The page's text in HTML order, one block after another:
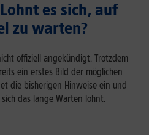
es sich, auf
zu warten?
offiziell angekündigt. Trotzdem
ein erstes Bild der möglichen
die bisherigen Hinweise ein und
das lange Warten lohnt.